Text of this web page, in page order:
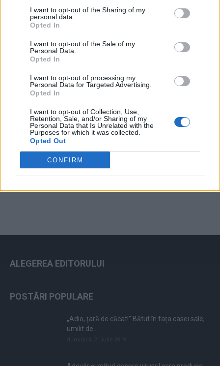
I want to opt-out of the Sharing of my
personal data.
Opted In
I want to opt-out of the Sale of my
Personal Data.
Opted In
I want to opt-out of processing my
Personal Data for Targeted Advertising.
Opted In
I want to opt-out of Collection, Use,
Retention, Sale, and/or Sharing of my
Personal Data that Is Unrelated with the
Purposes for which it was collected.
Opted Out
CONFIRM
Altul
Arată rezultatele
ad
ALEGEREA EDITORULUI
POSTĂRI POPULARE
„Adio, țară de căcat!” Bătut în fața casei sale,
umilit de...